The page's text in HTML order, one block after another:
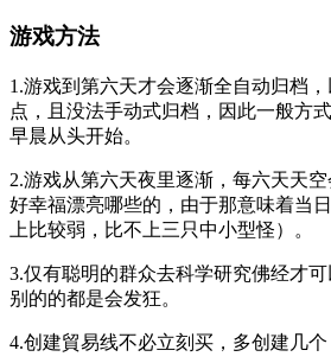
游戏方法
1.游戏到第六天才会逐渐全自动归档
点，且没法手动式归档，因此一般方
早晨从头开始。
2.游戏从第六天夜里逐渐，每六天天
好幸福漂亮哪些的，由于那意味着当
上比较弱，比不上三只中小型怪）。
3.仅有聪明的群众去科学研究佛经才可
别的的都是会发狂。
4.创建貿易线不必立刻买，多创建几个